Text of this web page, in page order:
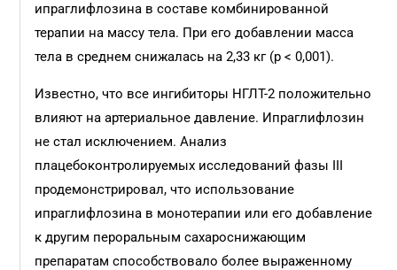
ипраглифлозина в составе комбинированной
терапии на массу тела. При его добавлении масса
тела в среднем снижалась на 2,33 кг (р < 0,001).
Известно, что все ингибиторы НГЛТ-2 положительно
влияют на артериальное давление. Ипраглифлозин
не стал исключением. Анализ
плацебоконтролируемых исследований фазы III
продемонстрировал, что использование
ипраглифлозина в монотерапии или его добавление
к другим пероральным сахароснижающим
препаратам способствовало более выраженному